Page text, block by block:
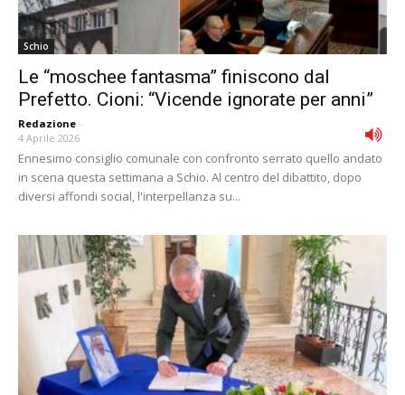
Schio
Le “moschee fantasma” finiscono dal
Prefetto. Cioni: “Vicende ignorate per anni”
Redazione -
4 Aprile 2026
Ennesimo consiglio comunale con confronto serrato quello andato
in scena questa settimana a Schio. Al centro del dibattito, dopo
diversi affondi social, l'interpellanza su...